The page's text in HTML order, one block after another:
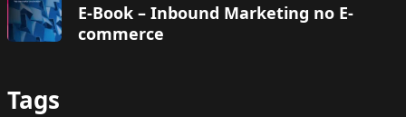
E-Book – Inbound Marketing no E-
commerce
Tags